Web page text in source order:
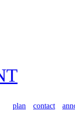
plan contact